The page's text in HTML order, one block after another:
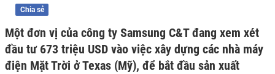
Chia sẻ
Một đơn vị của công ty Samsung C&T đang xem xét
đầu tư 673 triệu USD vào việc xây dựng các nhà máy
điện Mặt Trời ở Texas (Mỹ), để bắt đầu sản xuất